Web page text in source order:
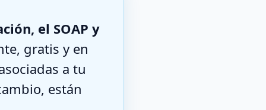
el SOAP y
gratis y en
a tu
están